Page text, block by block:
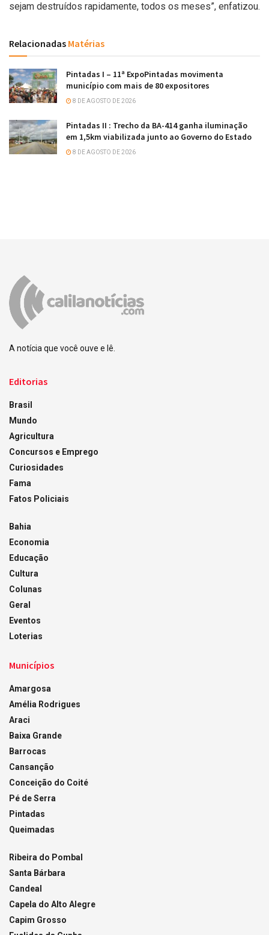
sejam destruídos rapidamente, todos os meses”, enfatizou.
Relacionadas Matérias
Pintadas I – 11ª ExpoPintadas movimenta
município com mais de 80 expositores
8 DE AGOSTO DE 2026
Pintadas II : Trecho da BA-414 ganha iluminação
em 1,5km viabilizada junto ao Governo do Estado
8 DE AGOSTO DE 2026
A notícia que você ouve e lê.
Editorias
Brasil
Mundo
Agricultura
Concursos e Emprego
Curiosidades
Fama
Fatos Policiais
Bahia
Economia
Educação
Cultura
Colunas
Geral
Eventos
Loterias
Municípios
Amargosa
Amélia Rodrigues
Araci
Baixa Grande
Barrocas
Cansanção
Conceição do Coité
Pé de Serra
Pintadas
Queimadas
Ribeira do Pombal
Santa Bárbara
Candeal
Capela do Alto Alegre
Capim Grosso